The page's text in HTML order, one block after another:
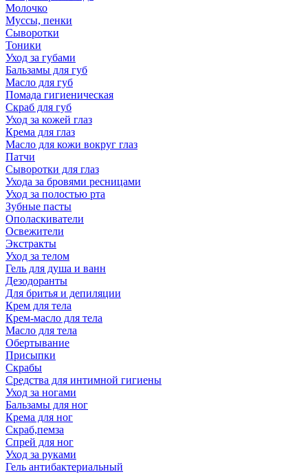
Молочко
Муссы, пенки
Сыворотки
Тоники
Уход за губами
Бальзамы для губ
Масло для губ
Помада гигиеническая
Скраб для губ
Уход за кожей глаз
Крема для глаз
Масло для кожи вокруг глаз
Патчи
Сыворотки для глаз
Ухода за бровями ресницами
Уход за полостью рта
Зубные пасты
Ополаскиватели
Освежители
Экстракты
Уход за телом
Гель для душа и ванн
Дезодоранты
Для бритья и депиляции
Крем для тела
Крем-масло для тела
Масло для тела
Обертывание
Присыпки
Скрабы
Средства для интимной гигиены
Уход за ногами
Бальзамы для ног
Крема для ног
Скраб,пемза
Спрей для ног
Уход за руками
Гель антибактериальный